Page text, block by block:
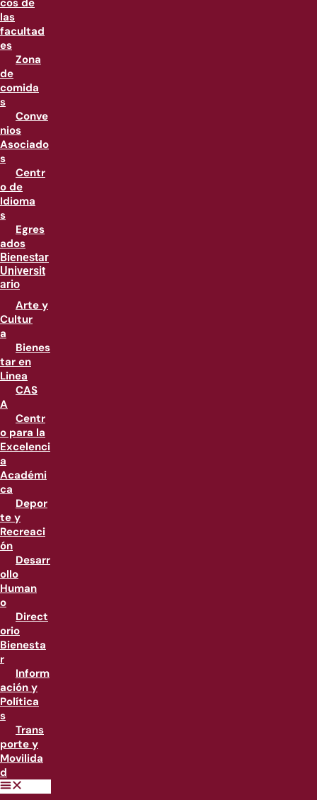
cos de
las
facultad
es
Zona
de
comida
s
Conve
nios
Asociado
s
Centr
o de
Idioma
s
Egres
ados
Bienestar
Universit
ario
Arte y
Cultur
a
Bienes
tar en
Linea
CAS
A
Centr
o para la
Excelenci
a
Académi
ca
Depor
te y
Recreaci
ón
Desarr
ollo
Human
o
Direct
orio
Bienesta
r
Inform
ación y
Política
s
Trans
porte y
Movilida
d